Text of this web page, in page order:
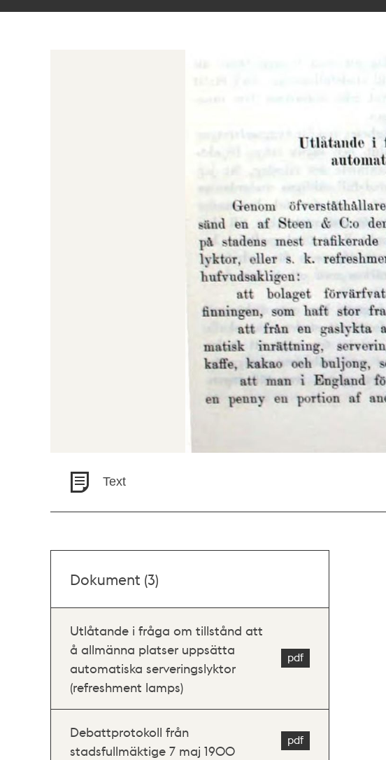
Text
Dokument (3)
Utlåtande i fråga om tillstånd att
å allmänna platser uppsätta
automatiska serveringslyktor
(refreshment lamps)
Debattprotokoll från
stadsfullmäktige 7 maj 1900